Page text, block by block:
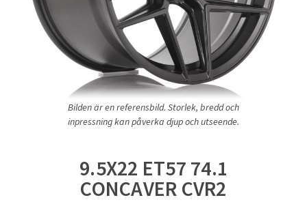
Bilden är en referensbild. Storlek, bredd och
inpressning kan påverka djup och utseende.
9.5X22 ET57 74.1
CONCAVER CVR2